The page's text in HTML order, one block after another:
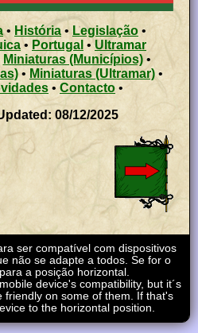
• História • Legislação •
• Portugal •Ultramar
Miniaturas (Municípios)•
• Miniaturas (Ultramar)•
• Contacto •
08/12/2025
ser compatível com dispositivos
não se adapte a todos. Se for o
a posição horizontal.
device's compatibility, but it´s
on some of them. If that's
your case, rotate the device to the horizontal position.